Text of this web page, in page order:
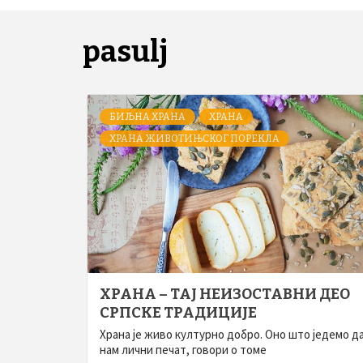
pasulj
БИЉНА ХРАНА
ХРАНА
ХРАНА ЖИВОТИЊСКОГ ПОРЕКЛА
ХРАНА – ТАЈ НЕИЗОСТАВНИ ДЕО
СРПСКЕ ТРАДИЦИЈЕ
Храна је живо културно добро. Оно што једемо
нам лични печат, говори о томе